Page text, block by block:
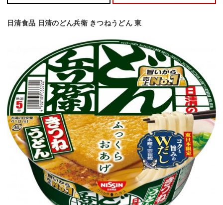
日清食品 日清のどん兵衛 きつねうどん 東